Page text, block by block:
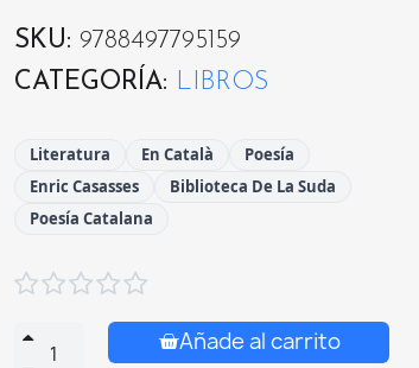
SKU
9788497795159
CATEGORÍA
LIBROS
Literatura En Català
Poesía
Enric Casasses
Biblioteca De La Suda
Poesía Catalana

Añade al carrito